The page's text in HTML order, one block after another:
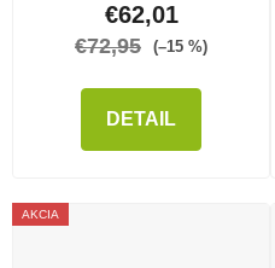
€62,01
€72,95 (–15 %)
DETAIL
AKCIA